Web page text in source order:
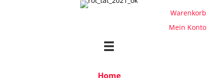
Warenkorb
Mein Konto
Home